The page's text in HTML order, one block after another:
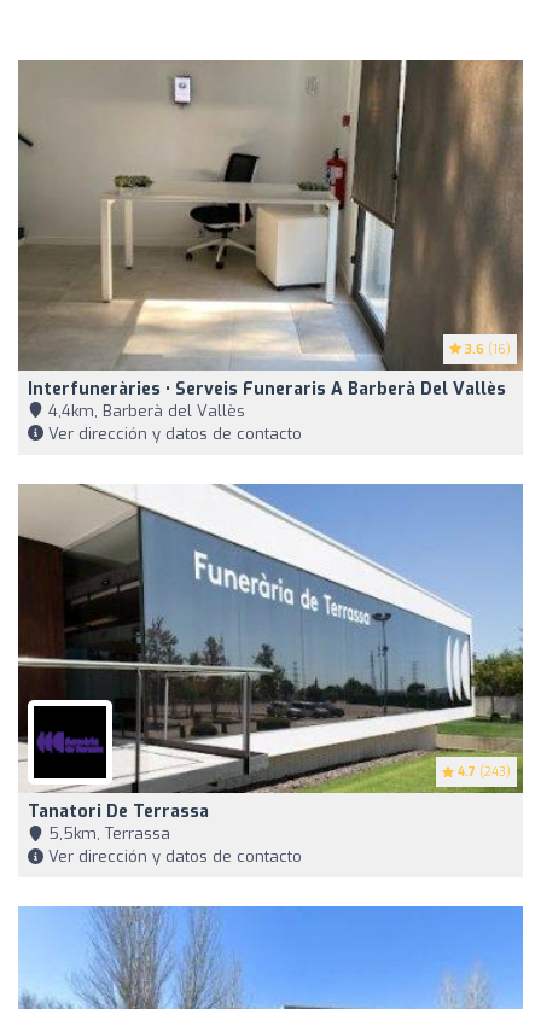
3.6 (16)
Interfuneràries • Serveis Funeraris A Barberà Del Vallès
4,4km, Barberà del Vallès
Ver dirección y datos de contacto
4.7 (243)
Tanatori De Terrassa
5,5km, Terrassa
Ver dirección y datos de contacto